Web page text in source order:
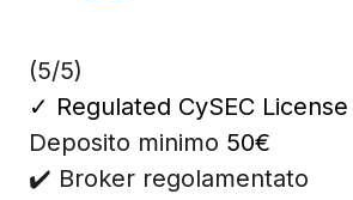
(5/5)
✓ Regulated CySEC
Deposito minimo 50€
✔️ Broker regolamentato